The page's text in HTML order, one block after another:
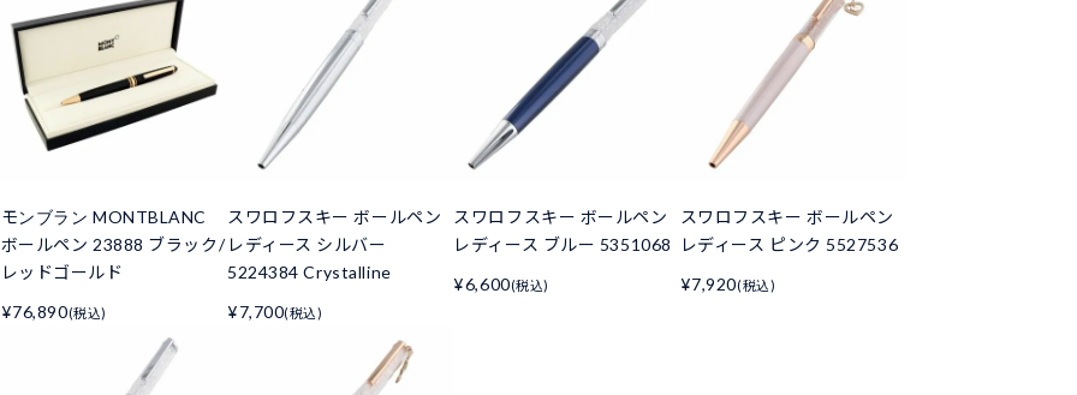
モンブラン MONTBLANC
ボールペン 23888 ブラック/
レッドゴールド
¥76,890(税込)
スワロフスキー ボールペン
レディース シルバー
5224384 Crystalline
¥7,700(税込)
スワロフスキー ボールペン
レディース ブルー 5351068
¥6,600(税込)
スワロフスキー ボールペン
レディース ピンク 5527536
¥7,920(税込)